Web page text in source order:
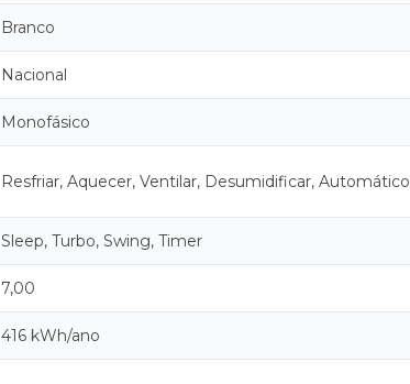
Branco
Nacional
Monofásico
Resfriar, Aquecer, Ventilar, Desumidificar, Automático
Sleep, Turbo, Swing, Timer
7,00
416 kWh/ano